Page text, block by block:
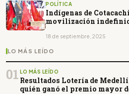
POLÍTICA
Indígenas de
movilización
18 de septiembre, 2025
LO MÁS LEÍDO
01 LO MÁS LEÍDO
Resultados Lotería de
quién ganó el premio mayor